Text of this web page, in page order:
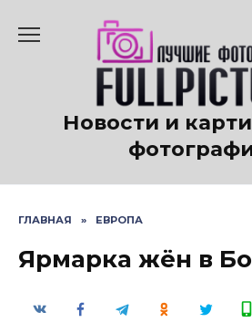
содержанию
Новости и
ГЛАВНАЯ » ЕВРОПА
Ярмарка жён в